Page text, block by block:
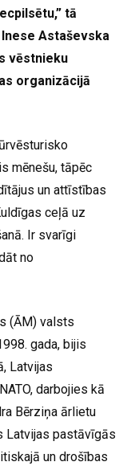
tā
Astaševska
vēstnieku
organizācijā
mēnešu, tāpēc
un attīstības
ceļā uz
Ir svarīgi
no
(ĀM) valsts
gada, bijis
Latvijas
darbojies kā
Bērziņa ārlietu
Latvijas pastāvīgās
un drošības